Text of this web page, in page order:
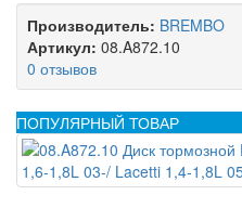
Производитель: BREMBO
Артикул: 08.A872.10
0 отзывов
ПОПУЛЯРНЫЙ ТОВАР